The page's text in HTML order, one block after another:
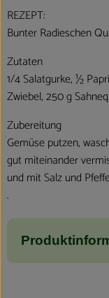
REZEPT:
Bunter Radieschen
Zutaten
1/4 Salatgurke, ½
Zwiebel, 250 g
Zubereitung
Gemüse putzen,
gut miteinander
und mit Salz und
.